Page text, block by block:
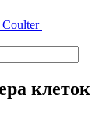
клеток